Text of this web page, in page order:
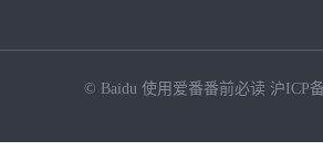
© Baidu 使用爱番番前必读 沪ICP